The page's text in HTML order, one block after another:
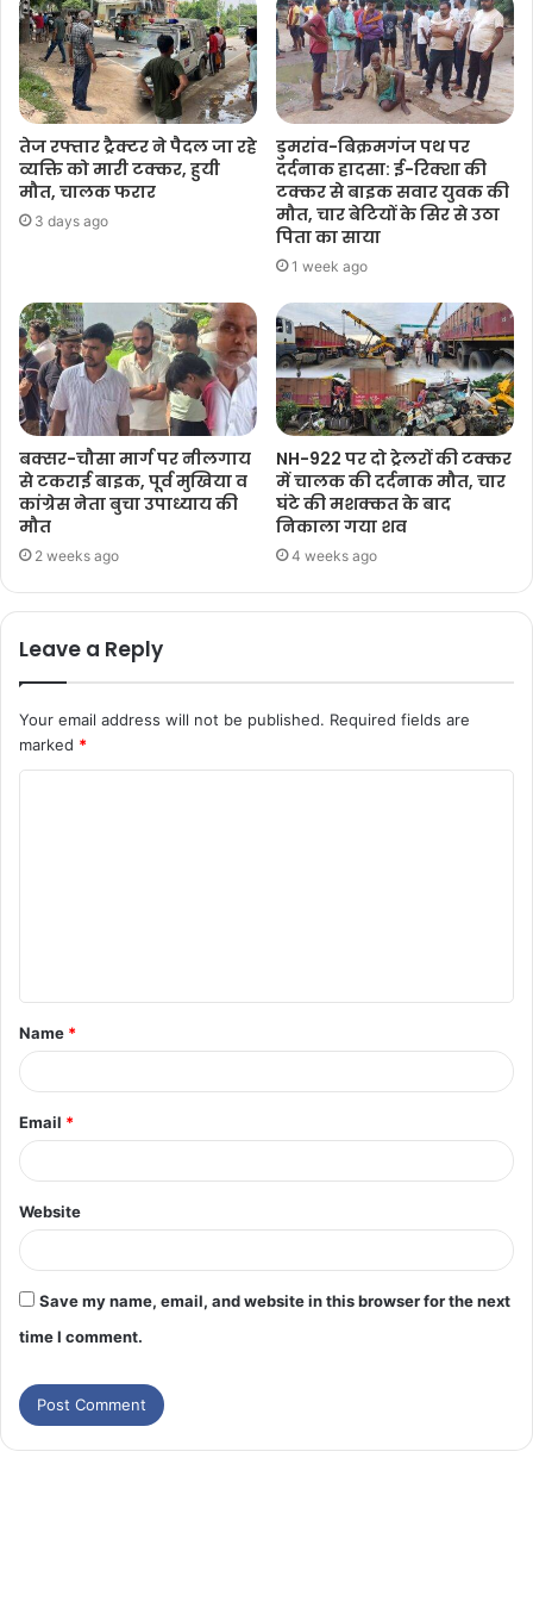
तेज रफ्तार ट्रैक्टर ने पैदल जा रहे
व्यक्ति को मारी टक्कर, हुयी
मौत, चालक फरार
3 days ago
डुमरांव-बिक्रमगंज पथ पर
दर्दनाक हादसा: ई-रिक्शा की
टक्कर से बाइक सवार युवक की
मौत, चार बेटियों के सिर से उठा
पिता का साया
1 week ago
बक्सर-चौसा मार्ग पर नीलगाय
से टकराई बाइक, पूर्व मुखिया व
कांग्रेस नेता बुचा उपाध्याय की
मौत
2 weeks ago
NH-922 पर दो ट्रेलरों की टक्कर
में चालक की दर्दनाक मौत, चार
घंटे की मशक्कत के बाद
निकाला गया शव
4 weeks ago
Leave a Reply
Your email address will not be published. Required fields are
marked *
Name *
Email *
Website
Save my name, email, and website in this browser for the next
time I comment.